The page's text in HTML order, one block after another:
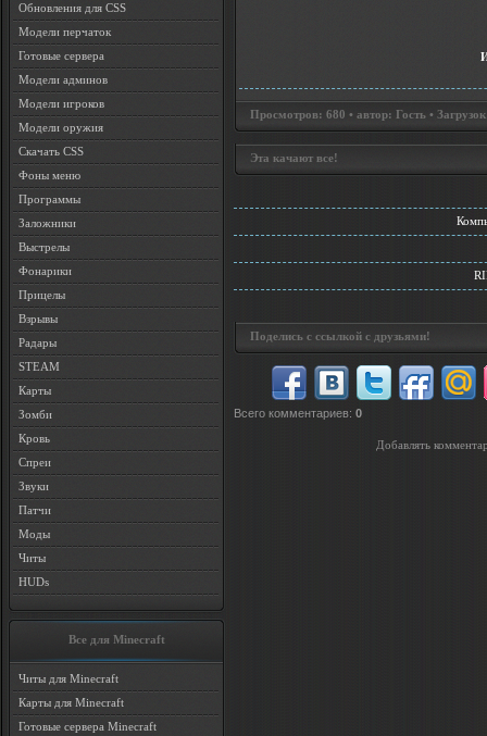
Обновления для CSS
Модели перчаток
Готовые сервера
Модели админов
Модели игроков
Модели оружия
Скачать CSS
Фоны меню
Программы
Заложники
Выстрелы
Фонарики
Прицелы
Взрывы
Радары
STEAM
Карты
Зомби
Кровь
Спреи
Звуки
Патчи
Моды
Читы
HUDs
Все для Minecraft
Читы для Minecraft
Карты для Minecraft
Готовые сервера Minecraft
Просмотров: 680 • автор: Гость •
Эта качают все!
Поделись с ссылкой с друзьями!
Всего комментариев: 0
Добавлять